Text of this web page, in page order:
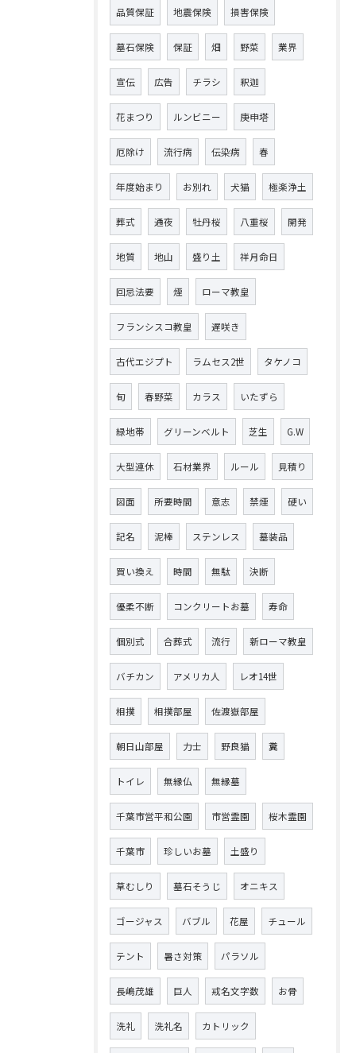
品質保証 地震保険 損害保険
墓石保険 保証 畑 野菜 業界
宣伝 広告 チラシ 釈迦
花まつり ルンビニー 庚申塔
厄除け 流行病 伝染病 春
年度始まり お別れ 犬猫 極楽浄土
葬式 通夜 牡丹桜 八重桜 開発
地質 地山 盛り土 祥月命日
回忌法要 煙 ローマ教皇
フランシスコ教皇 遅咲き
古代エジプト ラムセス2世 タケノコ
旬 春野菜 カラス いたずら
緑地帯 グリーンベルト 芝生 G.W
大型連休 石材業界 ルール 見積り
図面 所要時間 意志 禁煙 硬い
記名 泥棒 ステンレス 墓装品
買い換え 時間 無駄 決断
優柔不断 コンクリートお墓 寿命
個別式 合葬式 流行 新ローマ教皇
バチカン アメリカ人 レオ14世
相撲 相撲部屋 佐渡嶽部屋
朝日山部屋 力士 野良猫 糞
トイレ 無縁仏 無縁墓
千葉市営平和公園 市営霊園 桜木霊園
千葉市 珍しいお墓 土盛り
草むしり 墓石そうじ オニキス
ゴージャス バブル 花屋 チュール
テント 暑さ対策 パラソル
長嶋茂雄 巨人 戒名文字数 お骨
洗礼 洗礼名 カトリック